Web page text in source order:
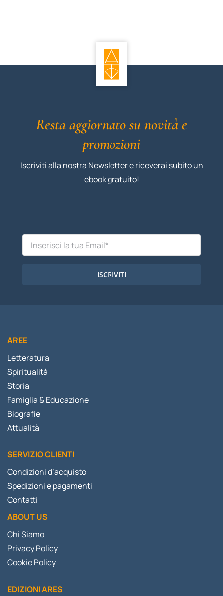
Resta aggiornato su novità e
promozioni
Iscriviti alla nostra Newsletter e riceverai subito un
ebook gratuito!
ISCRIVITI
AREE
Letteratura
Spiritualità
Storia
Famiglia & Educazione
Biografie
Attualità
SERVIZIO CLIENTI
Condizioni d’acquisto
Spedizioni e pagamenti
Contatti
ABOUT US
Chi Siamo
Privacy Policy
Cookie Policy
EDIZIONI ARES